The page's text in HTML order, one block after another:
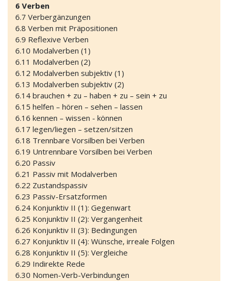
6 Verben
6.7 Verbergänzungen
6.8 Verben mit Präpositionen
6.9 Reflexive Verben
6.10 Modalverben (1)
6.11 Modalverben (2)
6.12 Modalverben subjektiv (1)
6.13 Modalverben subjektiv (2)
6.14 brauchen + zu – haben + zu – sein + zu
6.15 helfen – hören – sehen – lassen
6.16 kennen – wissen - können
6.17 legen/liegen – setzen/sitzen
6.18 Trennbare Vorsilben bei Verben
6.19 Untrennbare Vorsilben bei Verben
6.20 Passiv
6.21 Passiv mit Modalverben
6.22 Zustandspassiv
6.23 Passiv-Ersatzformen
6.24 Konjunktiv II (1): Gegenwart
6.25 Konjunktiv II (2): Vergangenheit
6.26 Konjunktiv II (3): Bedingungen
6.27 Konjunktiv II (4): Wünsche, irreale Folgen
6.28 Konjunktiv II (5): Vergleiche
6.29 Indirekte Rede
6.30 Nomen-Verb-Verbindungen